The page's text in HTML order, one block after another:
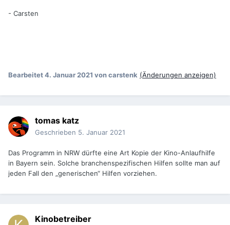
- Carsten
Bearbeitet4. Januar 2021 von carstenk (Änderungen anzeigen)
tomas katz
Geschrieben 5. Januar 2021
Das Programm in NRW dürfte eine Art Kopie der Kino-Anlaufhilfe
in Bayern sein. Solche branchenspezifischen Hilfen sollte man auf
jeden Fall den „generischen“ Hilfen vorziehen.
Kinobetreiber